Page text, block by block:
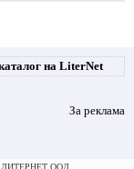
на LiterNet
За реклама
ЛИТЕРНЕТ ООД.